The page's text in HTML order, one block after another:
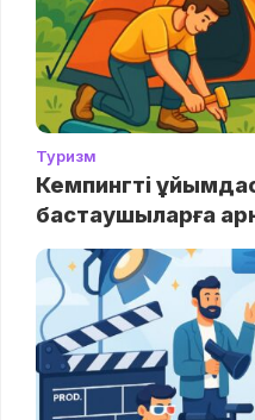
Туризм
Кемпингті
бастаушыларға